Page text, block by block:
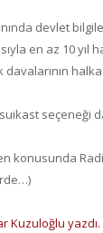
devlet
en az 10 yıl
davalarının
seçeneği
konusunda
Kuzuloğlu